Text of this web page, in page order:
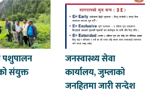
पशुपालन
संयुक्त
जनस्वास्थ्य सेवा
कार्यालय, जुम्लाको
जनहितमा जारी सन्देश